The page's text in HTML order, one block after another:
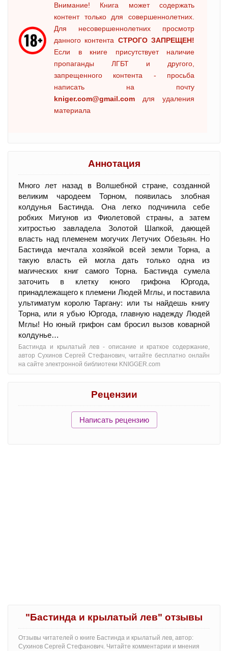
Внимание! Книга может содержать
контент только для совершеннолетних.
Для несовершеннолетних просмотр
данного контента СТРОГО ЗАПРЕЩЕН!
Если в книге присутствует наличие
пропаганды ЛГБТ и другого,
запрещенного контента - просьба
написать на почту
kniger.com@gmail.com для удаления
материала
Аннотация
Много лет назад в Волшебной стране, созданной
великим чародеем Торном, появилась злобная
колдунья Бастинда. Она легко подчинила себе
робких Мигунов из Фиолетовой страны, а затем
хитростью завладела Золотой Шапкой, дающей
власть над племенем могучих Летучих Обезьян. Но
Бастинда мечтала хозяйкой всей земли Торна, а
такую власть ей могла дать только одна из
магических книг самого Торна. Бастинда сумела
заточить в клетку юного грифона Юргода,
принадлежащего к племени Людей Мглы, и поставила
ультиматум королю Таргану: или ты найдешь книгу
Торна, или я убью Юргода, главную надежду Людей
Мглы! Но юный грифон сам бросил вызов коварной
колдунье…
Бастинда и крылатый лев - oписание и краткое содержание,
автор Сухинов Сергей Стефанович, читайте бесплатно онлайн
на сайте электронной библиотеки KNIGGER.com
Рецензии
Написать рецензию
"Бастинда и крылатый лев" отзывы
Отзывы читателей о книге Бастинда и крылатый лев, автор:
Сухинов Сергей Стефанович. Читайте комментарии и мнения